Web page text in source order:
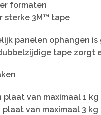
formaten
sterke 3M™ tape
panelen ophangen
tape
plaat van maximaal 1 kg
plaat van maximaal 3 kg